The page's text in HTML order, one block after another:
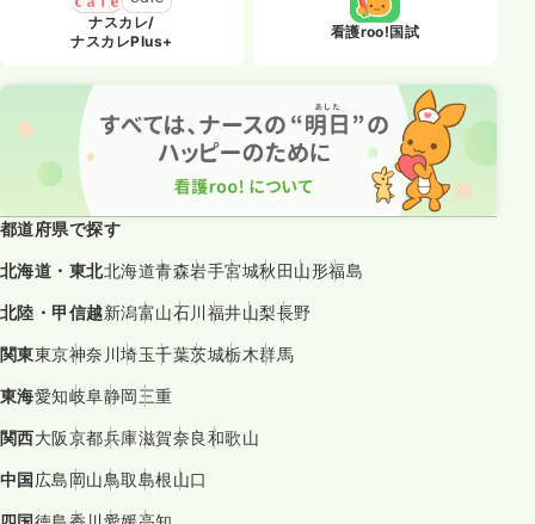
ナスカレ/
ナスカレPlus+
看護roo!国試
都道府県で探す
北海道・東北北海道青森岩手宮城秋田山形福島
北陸・甲信越新潟富山石川福井山梨長野
関東東京神奈川埼玉千葉茨城栃木群馬
東海愛知岐阜静岡三重
関西大阪京都兵庫滋賀奈良和歌山
中国広島岡山鳥取島根山口